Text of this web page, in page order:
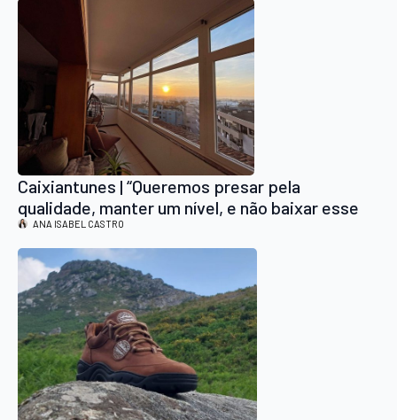
Caixiantunes | “Queremos presar pela
qualidade, manter um nível, e não baixar esse
nível”
ANA ISABEL CASTRO